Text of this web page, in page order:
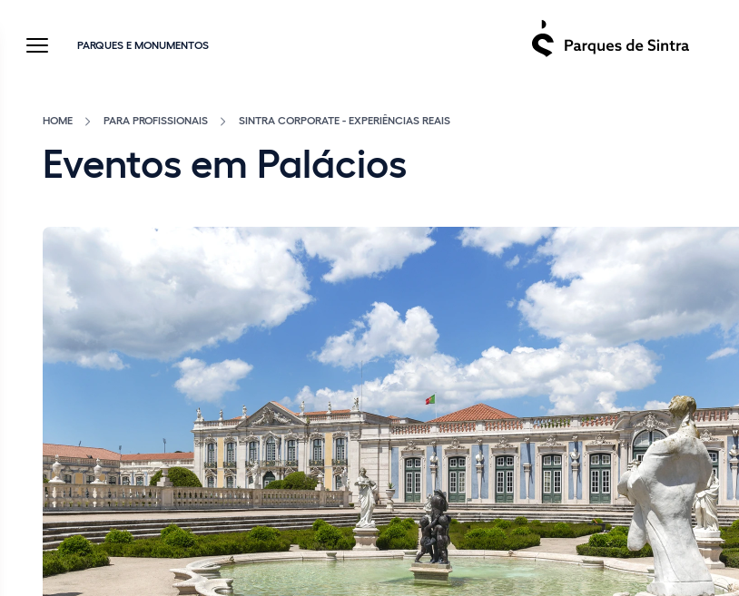
PARQUES E MONUMENTOS
HOME PARA PROFISSIONAIS SINTRA CORPORATE - EXPERIÊNCIAS REAIS
Eventos em Palácios